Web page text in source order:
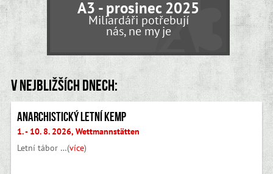
A3 - prosinec 2025
Miliardáři potřebují
nás, ne my je
V nejbližších dnech:
Anarchistický letní kemp
1. - 10. 8. 2026, Wettmannstätten
Letní tábor …(více)